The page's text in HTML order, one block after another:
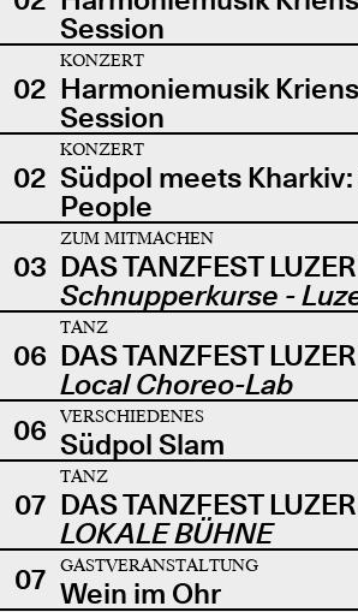
Session
02
KONZERT
Harmoniemusik
Session
02
KONZERT
Südpol meets
People
03
ZUM MITMACHEN
DAS TANZFEST
Schnupperkurse -
06
TANZ
DAS TANZFEST
Local Choreo-Lab
06
VERSCHIEDENES
Südpol Slam
07
TANZ
DAS TANZFEST
LOKALE BÜHNE
07
GASTVERANSTALTUNG
Wein im Ohr